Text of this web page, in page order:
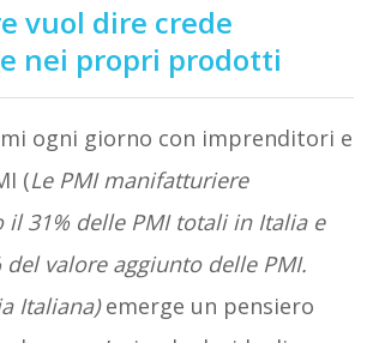
vuol dire crede
nei propri prodotti
ogni giorno con imprenditori e
(Le PMI manifatturiere
il 31% delle PMI totali in Italia e
valore aggiunto delle PMI.
Italiana)emerge un pensiero